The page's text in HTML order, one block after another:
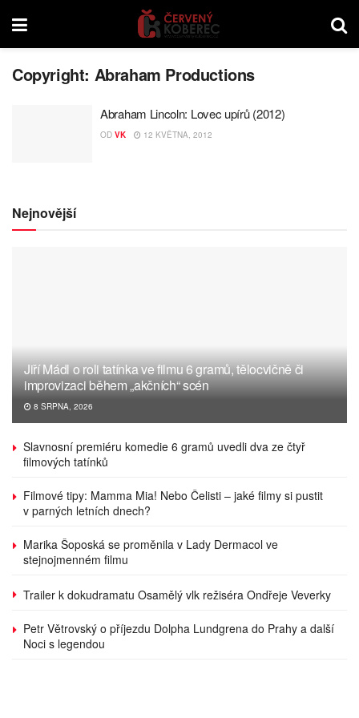
Copyright: Abraham Productions
Abraham Lincoln: Lovec upírů (2012)
OD VK 12 KVĚTNA, 2012
Nejnovější
Jiří Mádl o roli tatínka ve filmu 6 gramů, tělocvičně či
improvizaci během „akčních“ scén
8 SRPNA, 2026
Slavnosní premiéru komedie 6 gramů uvedli dva ze čtyř
filmových tatínků
Filmové tipy: Mamma Mia! Nebo Čelisti – jaké filmy si pustit
v parných letních dnech?
Marika Šoposká se proměnila v Lady Dermacol ve
stejnojmenném filmu
Trailer k dokudramatu Osamělý vlk režiséra Ondřeje Veverky
Petr Větrovský o příjezdu Dolpha Lundgrena do Prahy a další
Noci s legendou